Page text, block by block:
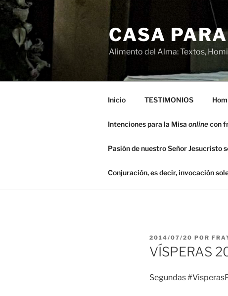
Saltar
contenido
CASA
Alimento del Alma: Textos,
Inicio TESTIMONIOS
Intenciones para la Misa onlinecon
Pasión de nuestro Señor Jesucristo
Conjuración, es decir, invocación
PUBLICADO
EL
2014/07/20 POR
VÍSPERAS
Segundas